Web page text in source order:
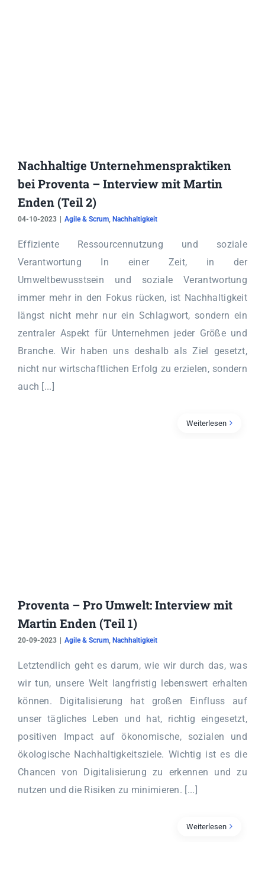
Nachhaltige Unternehmenspraktiken
bei Proventa – Interview mit Martin
Enden (Teil 2)
04-10-2023 | Agile & Scrum, Nachhaltigkeit
Effiziente Ressourcennutzung und soziale
Verantwortung In einer Zeit, in der
Umweltbewusstsein und soziale Verantwortung
immer mehr in den Fokus rücken, ist Nachhaltigkeit
längst nicht mehr nur ein Schlagwort, sondern ein
zentraler Aspekt für Unternehmen jeder Größe und
Branche. Wir haben uns deshalb als Ziel gesetzt,
nicht nur wirtschaftlichen Erfolg zu erzielen, sondern
auch [...]
Weiterlesen
Proventa – Pro Umwelt: Interview mit
Martin Enden (Teil 1)
20-09-2023 | Agile & Scrum, Nachhaltigkeit
Letztendlich geht es darum, wie wir durch das, was
wir tun, unsere Welt langfristig lebenswert erhalten
können. Digitalisierung hat großen Einfluss auf
unser tägliches Leben und hat, richtig eingesetzt,
positiven Impact auf ökonomische, sozialen und
ökologische Nachhaltigkeitsziele. Wichtig ist es die
Chancen von Digitalisierung zu erkennen und zu
nutzen und die Risiken zu minimieren. [...]
Weiterlesen